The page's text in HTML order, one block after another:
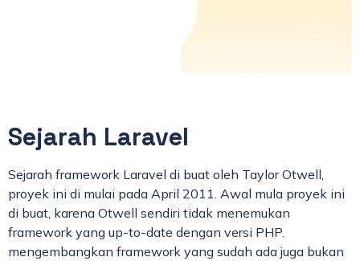
Sejarah Laravel
Sejarah framework Laravel di buat oleh Taylor Otwell,
proyek ini di mulai pada April 2011. Awal mula proyek ini
di buat, karena Otwell sendiri tidak menemukan
framework yang up-to-date dengan versi PHP.
mengembangkan framework yang sudah ada juga bukan